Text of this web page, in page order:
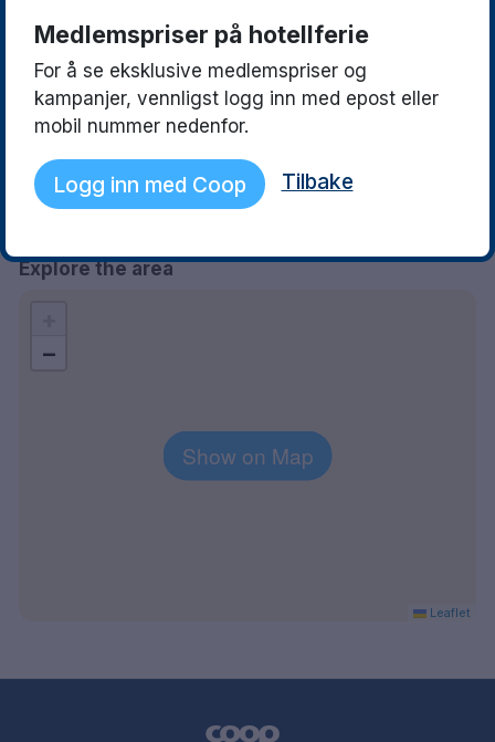
Ewa
12 June 2026
8.5
ställde upp när vi blev strandsatta
. Återkommer gärna. Visst kan
frukosten vara lite bättre. Men
det är det lilla som de kan
förbättra
Lars
Rummet och
Explore the area
Show on Map
−
Leaflet
Medlemspriser på hotellferie
For å se eksklusive medlemspriser og
kampanjer, vennligst logg inn med epost eller
mobil nummer nedenfor.
Logg inn med Coop Tilbake